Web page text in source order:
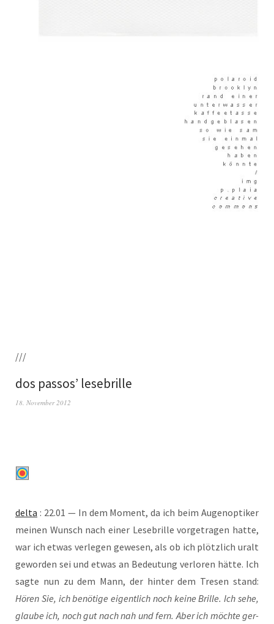
///
dos passos’ lesebrille
18. November 2012
del­ta : 22.01 — In dem Moment, da ich beim Augen­op­ti­ker
mei­nen Wunsch nach einer Lese­bril­le vor­ge­tra­gen hat­te,
war ich etwas ver­le­gen gewe­sen, als ob ich plötz­lich uralt
gewor­den sei und etwas an Bedeu­tung ver­lo­ren hät­te. Ich
sag­te nun zu dem Mann, der hin­ter dem Tre­sen stand:
Hören Sie, ich benö­ti­ge eigent­lich noch kei­ne Bril­le. Ich sehe,
glau­be ich, noch gut nach nah und fern. Aber ich möch­te ger­